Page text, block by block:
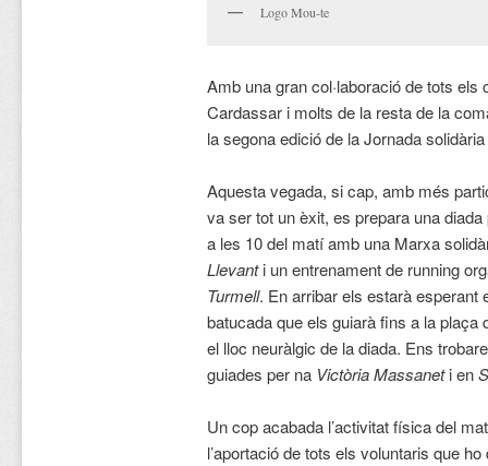
Logo Mou-te
Amb una gran col·laboració de tots
Cardassar i molts de la resta de la
la segona edició de la Jornada
Aquesta vegada, si cap, amb més
va ser tot un èxit, es prepara una
a les 10 del matí amb una Marxa
Llevanti un entrenament de running
Turmell. En arribar els estarà esperant
batucada que els guiarà fins a la plaça
el lloc neuràlgic de la diada. Ens
guiades per na Victòria Massaneti en
Un cop acabada l’activitat física del
l’aportació de tots els voluntaris que